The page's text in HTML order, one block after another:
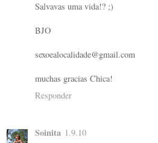
Salvavas uma vida!? ;)
BJO
sexoealocalidade@gmail.com
muchas gracias Chica!
Responder
Soinita 1.9.10